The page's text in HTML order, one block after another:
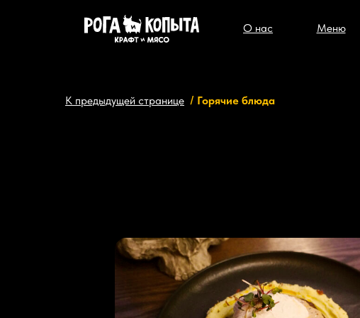
Меню
О нас
К предыдущей странице / Горячие блюда